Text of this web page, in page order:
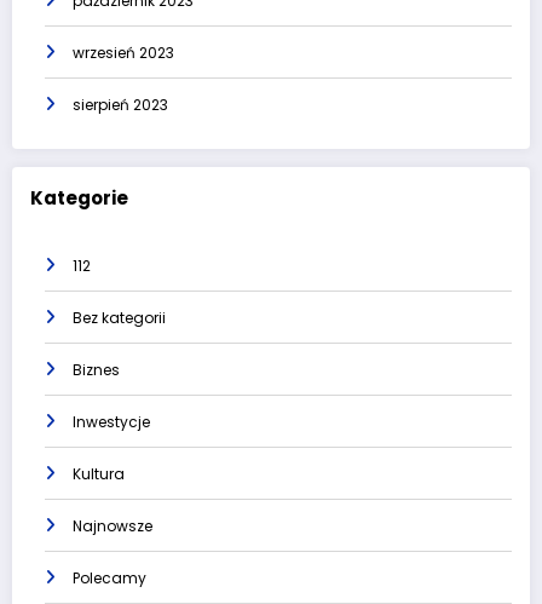
wrzesień 2023
sierpień 2023
Kategorie
112
Bez kategorii
Biznes
Inwestycje
Kultura
Najnowsze
Polecamy